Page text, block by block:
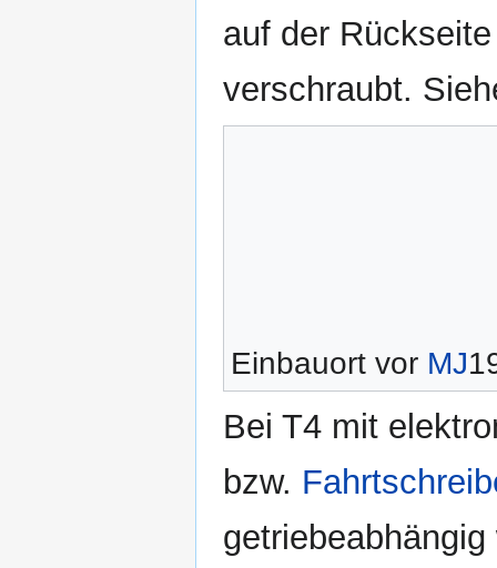
auf der
verschraubt.
Einbauort vor MJ
Bei T4 mit
bzw.